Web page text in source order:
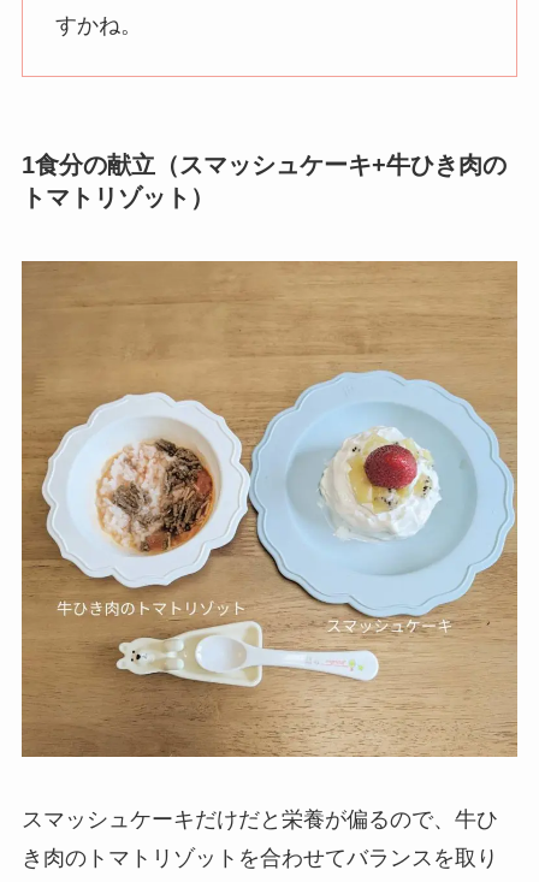
すかね。
1食分の献立（スマッシュケーキ+牛ひき肉の
トマトリゾット）
スマッシュケーキだけだと栄養が偏るので、牛ひ
き肉のトマトリゾットを合わせてバランスを取り